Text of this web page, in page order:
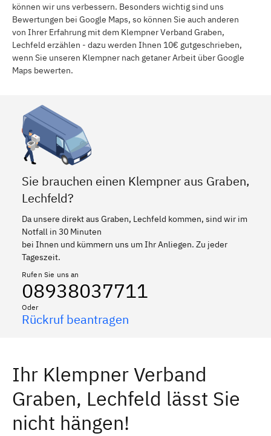
können wir uns verbessern. Besonders wichtig sind uns
Bewertungen bei Google Maps, so können Sie auch anderen
von Ihrer Erfahrung mit dem Klempner Verband Graben,
Lechfeld erzählen - dazu werden Ihnen 10€ gutgeschrieben,
wenn Sie unseren Klempner nach getaner Arbeit über Google
Maps bewerten.
Sie brauchen einen Klempner aus Graben,
Lechfeld?
Da unsere direkt aus Graben, Lechfeld kommen, sind wir im
Notfall in 30 Minuten
bei Ihnen und kümmern uns um Ihr Anliegen. Zu jeder
Tageszeit.
Rufen Sie uns an
08938037711
Oder
Rückruf beantragen
Ihr Klempner Verband
Graben, Lechfeld lässt Sie
nicht hängen!